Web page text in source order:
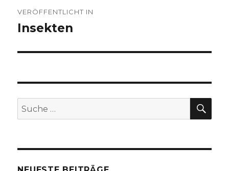
VERÖFFENTLICHT IN
Insekten
Suche
nach: